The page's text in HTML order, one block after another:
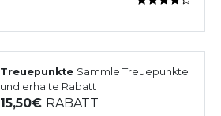
Treuepunkte Sammle Treuepunkte
und erhalte Rabatt
15,50 RABATT